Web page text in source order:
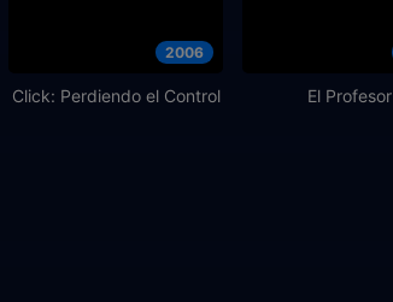
2006
Click: Perdiendo el Control El Profesor